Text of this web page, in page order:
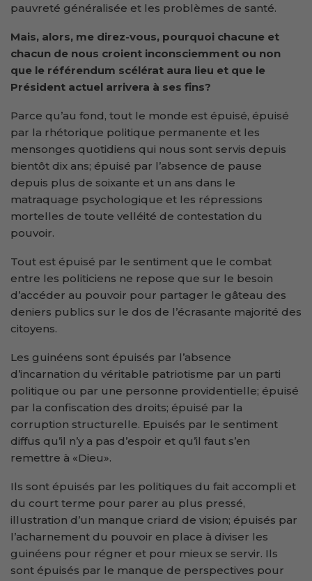
pauvreté généralisée et les problèmes de santé.
Mais, alors, me direz-vous, pourquoi chacune et
chacun de nous croient inconsciemment ou non
que le référendum scélérat aura lieu et que le
Président actuel arrivera à ses fins?
Parce qu’au fond, tout le monde est épuisé, épuisé
par la rhétorique politique permanente et les
mensonges quotidiens qui nous sont servis depuis
bientôt dix ans; épuisé par l’absence de pause
depuis plus de soixante et un ans dans le
matraquage psychologique et les répressions
mortelles de toute velléité de contestation du
pouvoir.
Tout est épuisé par le sentiment que le combat
entre les politiciens ne repose que sur le besoin
d’accéder au pouvoir pour partager le gâteau des
deniers publics sur le dos de l’écrasante majorité des
citoyens.
Les guinéens sont épuisés par l’absence
d’incarnation du véritable patriotisme par un parti
politique ou par une personne providentielle; épuisé
par la confiscation des droits; épuisé par la
corruption structurelle. Epuisés par le sentiment
diffus qu’il n’y a pas d’espoir et qu’il faut s’en
remettre à «Dieu».
Ils sont épuisés par les politiques du fait accompli et
du court terme pour parer au plus pressé,
illustration d’un manque criard de vision; épuisés par
l’acharnement du pouvoir en place à diviser les
guinéens pour régner et pour mieux se servir. Ils
sont épuisés par le manque de perspectives pour